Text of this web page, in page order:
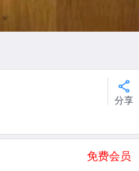
分享
免费会员